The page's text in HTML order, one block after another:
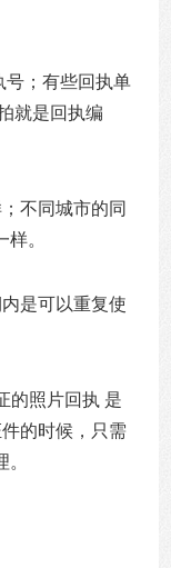
号；有些回执单
就是回执编
不同城市的同
。
是可以重复使
的照片回执 是
的时候，只需